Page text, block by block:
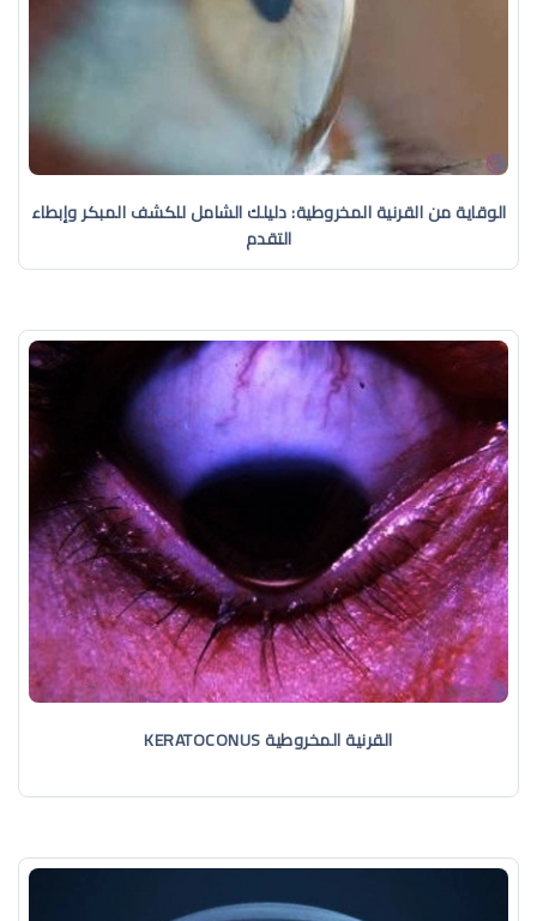
الوقاية من القرنية المخروطية: دليلك الشامل للكشف المبكر وإبطاء
التقدم
القرنية المخروطية KERATOCONUS